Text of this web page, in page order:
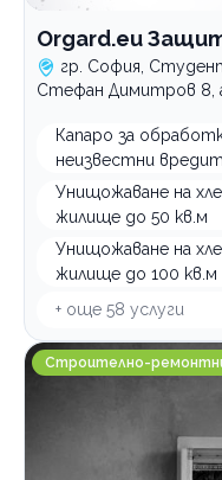
Orgard.eu
гр. София,
Стефан Димитров 8,
Капаро за
неизвестни
Унищожаване на
жилище до 50 кв.м
Унищожаване на
жилище до 100 кв.м
+ още 58 услуги
Строително-
Строително-